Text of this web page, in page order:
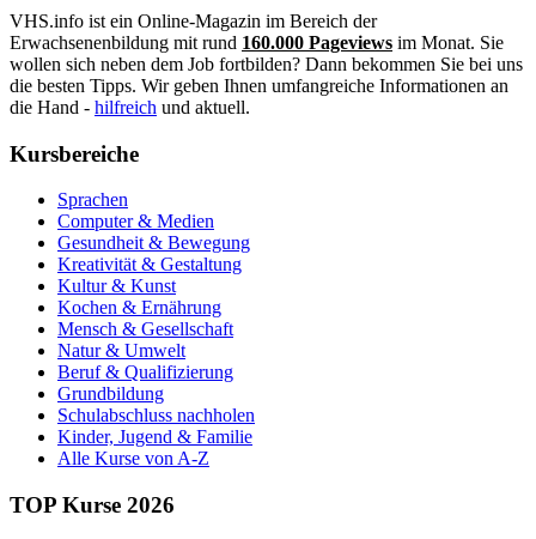
VHS.info ist ein Online-Magazin im Bereich der
Erwachsenenbildung mit rund 160.000 Pageviews im Monat. Sie
wollen sich neben dem Job fortbilden? Dann bekommen Sie bei uns
die besten Tipps. Wir geben Ihnen umfangreiche Informationen an
die Hand - hilfreich und aktuell.
Kursbereiche
Sprachen
Computer & Medien
Gesundheit & Bewegung
Kreativität & Gestaltung
Kultur & Kunst
Kochen & Ernährung
Mensch & Gesellschaft
Natur & Umwelt
Beruf & Qualifizierung
Grundbildung
Schulabschluss nachholen
Kinder, Jugend & Familie
Alle Kurse von A-Z
TOP Kurse 2026